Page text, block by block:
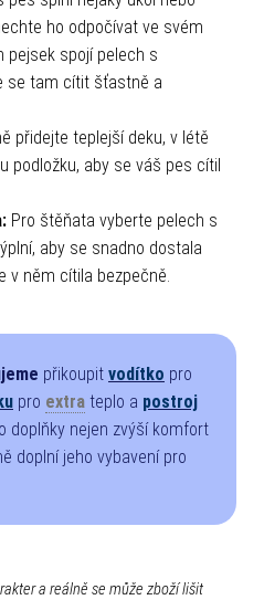
ho odpočívat ve svém
pejsek spojí pelech s
se tam cítit šťastně a
přidejte teplejší deku, v létě
podložku, aby se váš pes cítil
Pro štěňata vyberte pelech s
aby se snadno dostala
v něm cítila bezpečně.
přikoupit vodítko pro
pro extra teplo a postroj
doplňky nejen zvýší komfort
doplní jeho vybavení pro
a reálně se může zboží lišit